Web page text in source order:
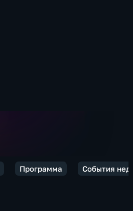
Программа События